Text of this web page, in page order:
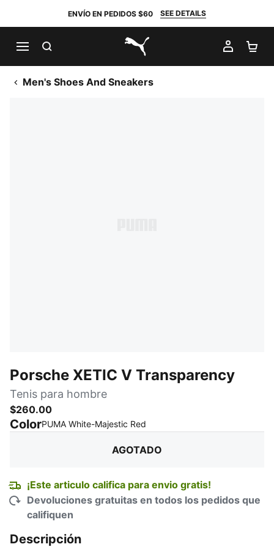
ENVÍO EN PEDIDOS $60 SEE DETAILS
PUMA.com
MI
Men's Shoes And Sneakers
Porsche XETIC V Transparency
Tenis para hombre
$260.00
ColorPUMA White-Majestic Red
AGOTADO
¡Este articulo califica para envio gratis!
Devoluciones gratuitas en todos los pedidos que
califiquen
Descripción